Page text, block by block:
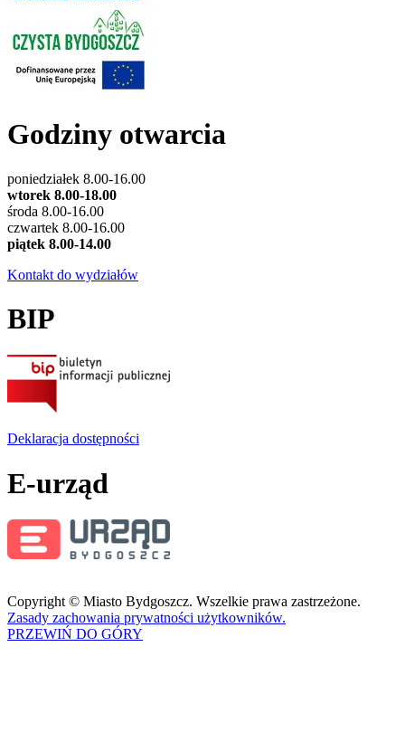
Godziny otwarcia
poniedziałek 8.00-16.00
wtorek 8.00-18.00
środa 8.00-16.00
czwartek 8.00-16.00
piątek 8.00-14.00
Kontakt do wydziałów
BIP
Deklaracja dostępności
E-urząd
Copyright © Miasto Bydgoszcz. Wszelkie prawa zastrzeżone.
Zasady zachowania prywatności użytkowników.
PRZEWIŃ DO GÓRY